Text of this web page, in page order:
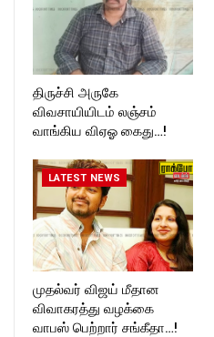
திருச்சி அருகே
விவசாயியிடம் லஞ்சம்
வாங்கிய விஏஓ கைது…!
LATEST NEWS
முதல்வர் விஜய் மீதான
விவாகரத்து வழக்கை
வாபஸ் பெற்றார் சங்கீதா…!